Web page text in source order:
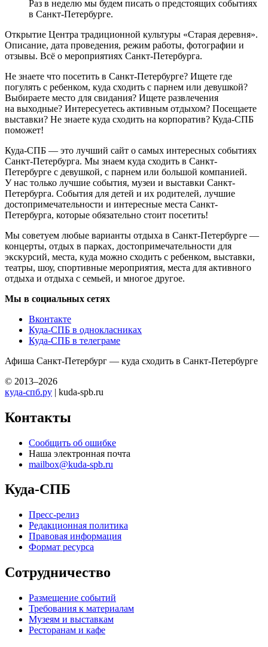
Раз в неделю мы будем писать о предстоящих событиях
в Санкт-Петербурге.
Открытие Центра традиционной культуры «Старая деревня».
Описание, дата проведения, режим работы, фотографии и
отзывы. Всё о мероприятиях Санкт-Петербурга.
Не знаете что посетить в Санкт-Петербурге? Ищете где
погулять с ребенком, куда сходить с парнем или девушкой?
Выбираете место для свидания? Ищете развлечения
на выходные? Интересуетесь активным отдыхом? Посещаете
выставки? Не знаете куда сходить на корпоратив? Куда-СПБ
поможет!
Куда-СПБ — это лучший сайт о самых интересных событиях
Санкт-Петербурга. Мы знаем куда сходить в Санкт-
Петербурге с девушкой, с парнем или большой компанией.
У нас только лучшие события, музеи и выставки Санкт-
Петербурга. События для детей и их родителей, лучшие
достопримечательности и интересные места Санкт-
Петербурга, которые обязательно стоит посетить!
Мы советуем любые варианты отдыха в Санкт-Петербурге —
концерты, отдых в парках, достопримечательности для
экскурсий, места, куда можно сходить с ребенком, выставки,
театры, шоу, спортивные мероприятия, места для активного
отдыха и отдыха с семьей, и многое другое.
Мы в социальных сетях
Вконтакте
Куда-СПБ в однокласниках
Куда-СПБ в телеграме
Афиша Санкт-Петербург — куда сходить в Санкт-Петербурге
© 2013–2026
куда-спб.ру | kuda-spb.ru
Контакты
Сообщить об ошибке
Наша электронная почта
mailbox@kuda-spb.ru
Куда-СПБ
Пресс-релиз
Редакционная политика
Правовая информация
Формат ресурса
Сотрудничество
Размещение событий
Требования к материалам
Музеям и выставкам
Ресторанам и кафе